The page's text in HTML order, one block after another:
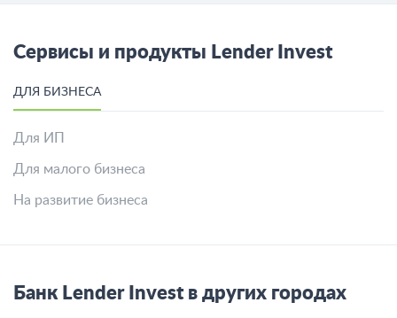
Сервисы и продукты Lender Invest
ДЛЯ БИЗНЕСА
Для ИП
Для малого бизнеса
На развитие бизнеса
Банк Lender Invest в других городах